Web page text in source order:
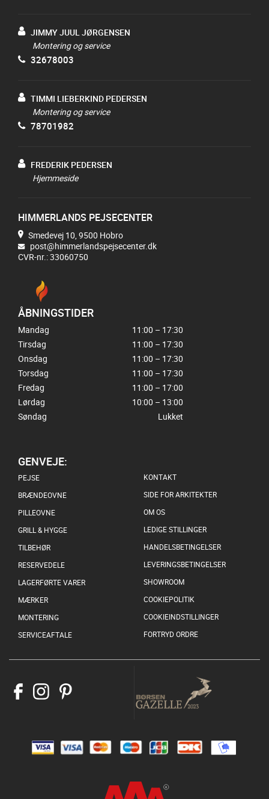
JIMMY JUUL JØRGENSEN
Montering og service
32678003
TIMMI LIEBERKIND PEDERSEN
Montering og service
78701982
FREDERIK PEDERSEN
Hjemmeside
HIMMERLANDS PEJSECENTER
Smedevej 10, 9500 Hobro
post@himmerlandspejsecenter.dk
CVR-nr.: 33060750
ÅBNINGSTIDER
Mandag
11:00 – 17:30
Tirsdag
11:00 – 17:30
Onsdag
11:00 – 17:30
Torsdag
11:00 – 17:30
Fredag
11:00 – 17:00
Lørdag
10:00 – 13:00
Søndag
Lukket
GENVEJE:
PEJSE
BRÆNDEOVNE
PILLEOVNE
GRILL & HYGGE
TILBEHØR
RESERVEDELE
LAGERFØRTE VARER
MÆRKER
MONTERING
SERVICEAFTALE
KONTAKT
SIDE FOR ARKITEKTER
OM OS
LEDIGE STILLINGER
HANDELSBETINGELSER
LEVERINGSBETINGELSER
SHOWROOM
COOKIEPOLITIK
COOKIEINDSTILLINGER
FORTRYD ORDRE